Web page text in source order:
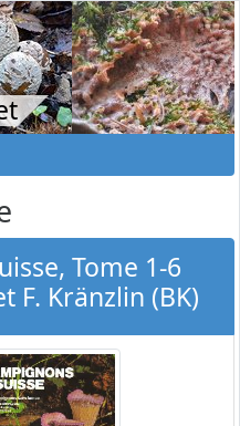
Tome 1-6
F. Kränzlin (BK)